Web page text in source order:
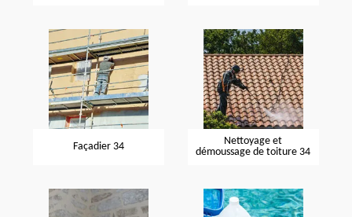
Façadier 34
Nettoyage et
démoussage de toiture 34